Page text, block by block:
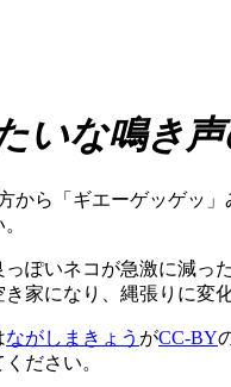
いな鳴き
から「ギエーゲッゲッ
ぽいネコが急激に減っ
家になり、縄張りに変
ながしまきょう がCC-BY
ださい。